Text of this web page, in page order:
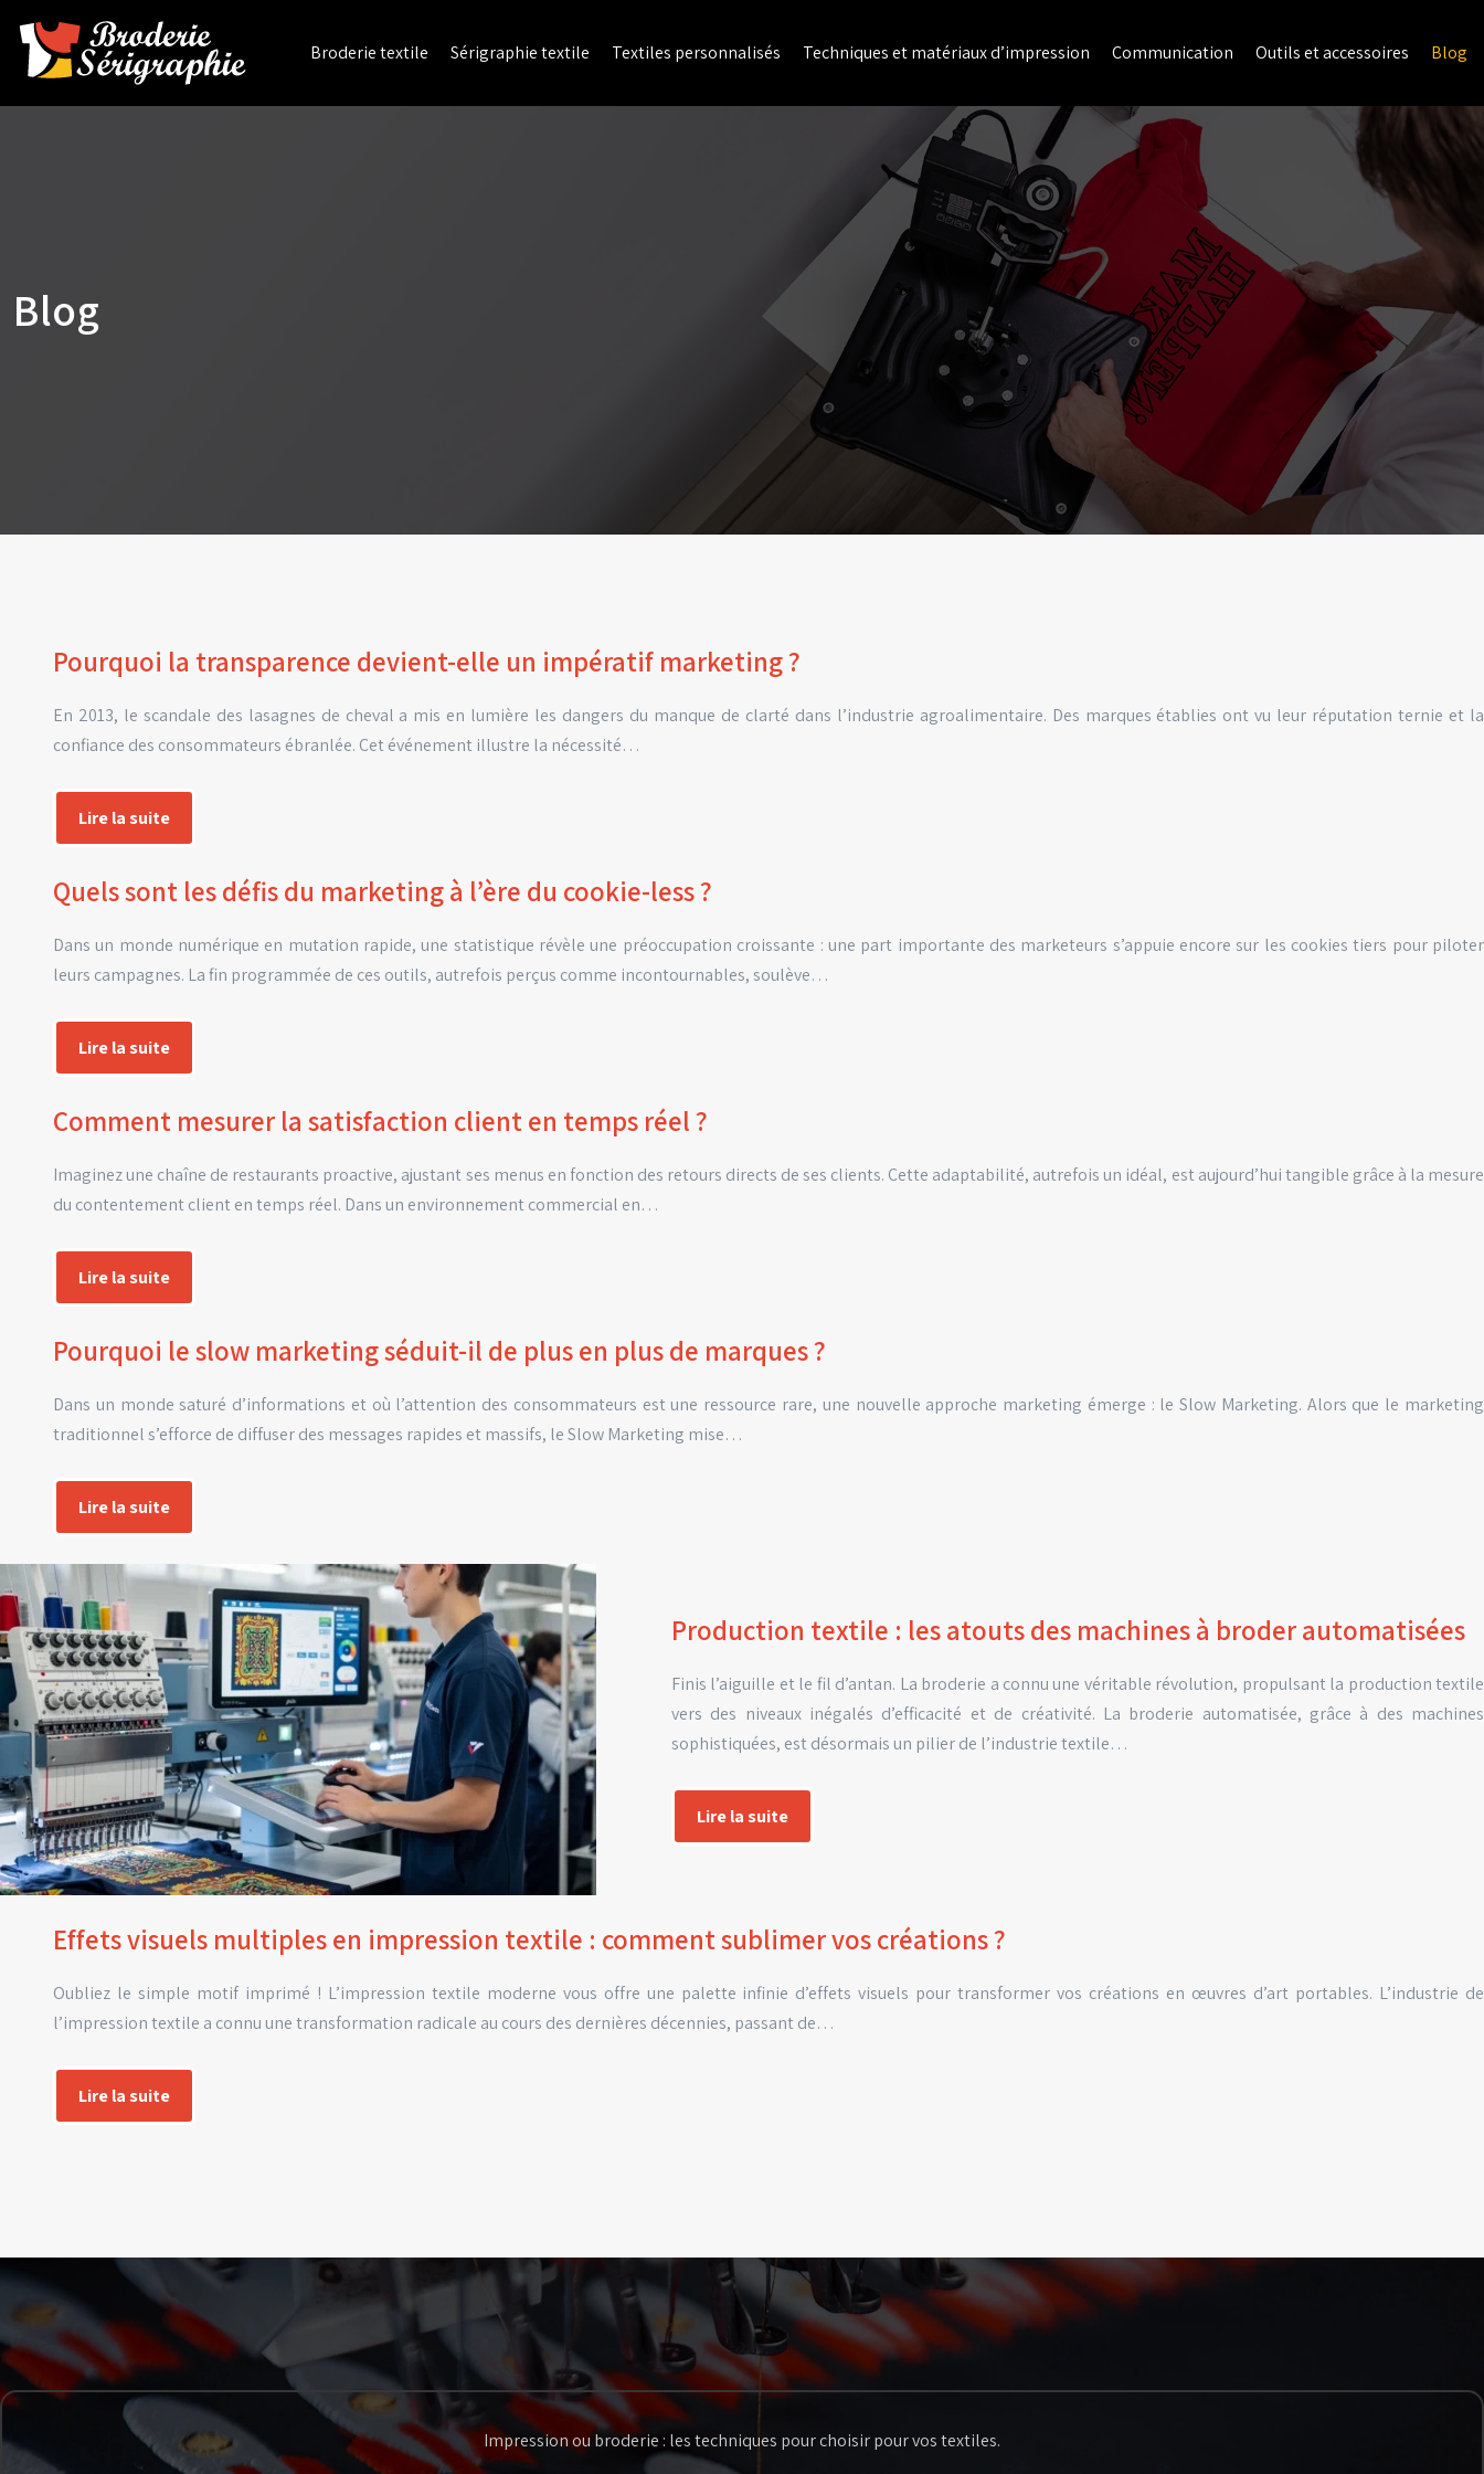
Broderie textile Sérigraphie textile Textiles personnalisés Techniques et matériaux d’impression Communication Outils et accessoires Blog
Blog
Pourquoi la transparence devient-elle un impératif marketing ?
En 2013, le scandale des lasagnes de cheval a mis en lumière les dangers du manque de clarté dans l’industrie agroalimentaire. Des marques établies ont vu leur réputation ternie et la
confiance des consommateurs ébranlée. Cet événement illustre la nécessité…
Lire la suite
Quels sont les défis du marketing à l’ère du cookie-less ?
Dans un monde numérique en mutation rapide, une statistique révèle une préoccupation croissante : une part importante des marketeurs s’appuie encore sur les cookies tiers pour piloter
leurs campagnes. La fin programmée de ces outils, autrefois perçus comme incontournables, soulève…
Lire la suite
Comment mesurer la satisfaction client en temps réel ?
Imaginez une chaîne de restaurants proactive, ajustant ses menus en fonction des retours directs de ses clients. Cette adaptabilité, autrefois un idéal, est aujourd’hui tangible grâce à la mesure
du contentement client en temps réel. Dans un environnement commercial en…
Lire la suite
Pourquoi le slow marketing séduit-il de plus en plus de marques ?
Dans un monde saturé d’informations et où l’attention des consommateurs est une ressource rare, une nouvelle approche marketing émerge : le Slow Marketing. Alors que le marketing
traditionnel s’efforce de diffuser des messages rapides et massifs, le Slow Marketing mise…
Lire la suite
Production textile : les atouts des machines à broder automatisées
Finis l’aiguille et le fil d’antan. La broderie a connu une véritable révolution, propulsant la production textile
vers des niveaux inégalés d’efficacité et de créativité. La broderie automatisée, grâce à des machines
sophistiquées, est désormais un pilier de l’industrie textile…
Lire la suite
Effets visuels multiples en impression textile : comment sublimer vos créations ?
Oubliez le simple motif imprimé ! L’impression textile moderne vous offre une palette infinie d’effets visuels pour transformer vos créations en œuvres d’art portables. L’industrie de
l’impression textile a connu une transformation radicale au cours des dernières décennies, passant de…
Lire la suite
Impression ou broderie : les techniques pour choisir pour vos textiles.